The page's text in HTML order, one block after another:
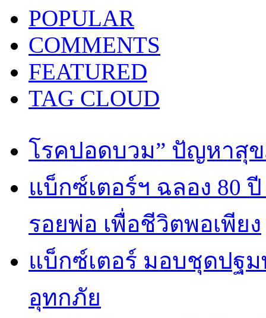
POPULAR
COMMENTS
FEATURED
TAG CLOUD
โรคปอดบวม” ปัญหาสุ
แบ็กซ์เตอร์ฯ ฉลอง 80
รอยพ่อ เพื่อชีวิตพอเพียง
แบ็กซ์เตอร์ มอบชุดปฐ
อุทกภัย